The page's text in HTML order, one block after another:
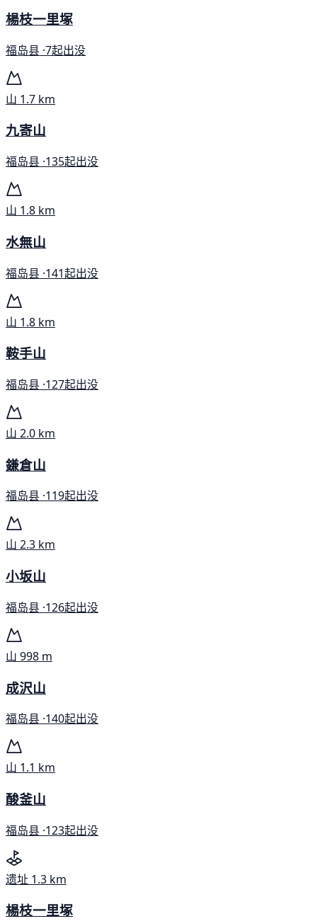
楊枝一里塚
福岛县 ·7起出没
山 1.7 km
九寄山
福岛县 ·135起出没
山 1.8 km
水無山
福岛县 ·141起出没
山 1.8 km
鞍手山
福岛县 ·127起出没
山 2.0 km
鎌倉山
福岛县 ·119起出没
山 2.3 km
小坂山
福岛县 ·126起出没
山 998 m
成沢山
福岛县 ·140起出没
山 1.1 km
酸釜山
福岛县 ·123起出没
遗址 1.3 km
楊枝一里塚